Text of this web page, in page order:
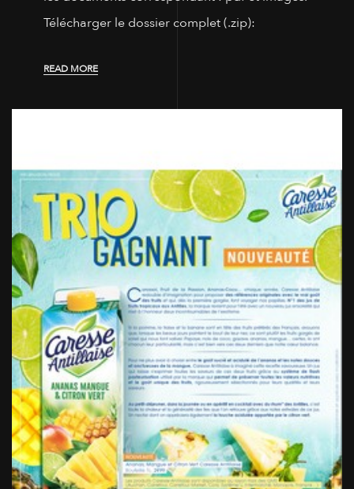
Télécharger le dossier complet (.zip):
READ MORE